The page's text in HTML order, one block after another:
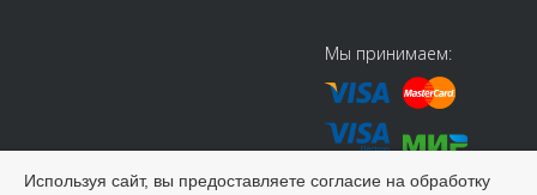
Мы принимаем:
Используя сайт, вы предоставляете согласие на обработку